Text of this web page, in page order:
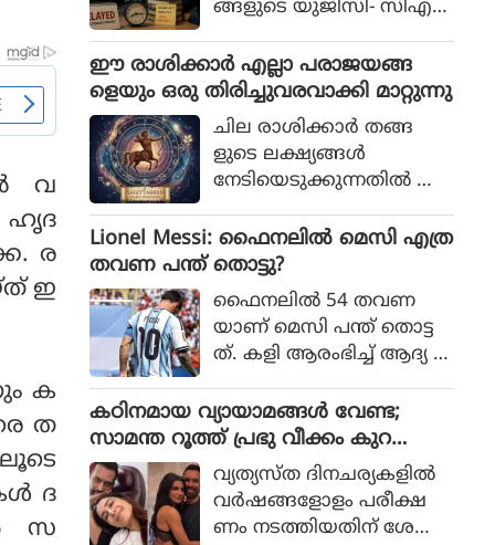
വ
ഹൃദ
ര
ഇ
ക
ത
ദ
സ
ങ്ങളുടെ യുജിസി- സിഎ
കള്‍ നടന്നത്.
ഈ രാശിക്കാര്‍ എല്ലാ പരാജയങ്ങ
ളെയും ഒരു തിരിച്ചുവരവാക്കി മാറ്റുന്നു
ചില രാശിക്കാര്‍ തങ്ങ
ളുടെ ലക്ഷ്യങ്ങള്‍
നേടിയെടുക്കുന്നതില്‍ അ
മുള്ളവരുമാണെന്ന് പറയ
പ്പെടുന്നു. എത്ര പരാജയ
ങ്ങള്‍ നേരിട്ടാലും അവര്‍
തങ്ങളുടെ സ്വപ്നങ്ങള്‍
സാക്ഷാത്കരിക്കാന്‍ ശ്ര
മിച്ചുകൊണ്ടിരിക്കും.
Lionel Messi: ഫൈനലിൽ മെസി എത്ര
തവണ പന്ത് തൊട്ടു?
ഫൈനലിൽ 54 തവണ
യാണ് മെസി പന്ത് തൊട്ട
ത്. കളി ആരംഭിച്ച് ആദ്യ 1
ച്ച് മാത്രം
കഠിനമായ വ്യായാമങ്ങള്‍ വേണ്ട;
സാമന്ത റൂത്ത് പ്രഭു വീക്കം കുറ
യ്ക്കുന്നതിനുള്ള ഏഴ് പ്രഭാത ശീലങ്ങ
ള്‍ പങ്കുവയ്ക്കുന്നു
വ്യത്യസ്ത ദിനചര്യകളില്‍
വര്‍ഷങ്ങളോളം പരീക്ഷ
ണം നടത്തിയതിന് ശേഷം